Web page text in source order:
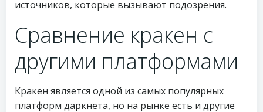
источников, которые вызывают подозрения.
Сравнение кракен с
другими платформами
Кракен является одной из самых популярных
платформ даркнета, но на рынке есть и другие